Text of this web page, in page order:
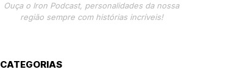
Ouça o Iron Podcast, personalidades da nossa
região sempre com histórias incríveis!
CATEGORIAS